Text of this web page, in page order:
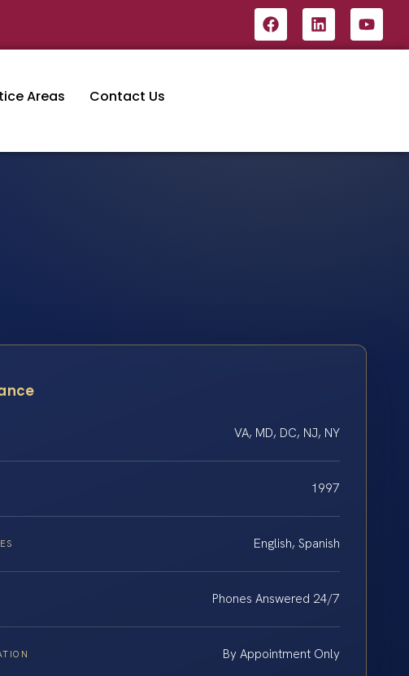
Areas Contact Us
VA, MD, DC, NJ, NY
1997
English, Spanish
Phones Answered 24/7
By Appointment Only